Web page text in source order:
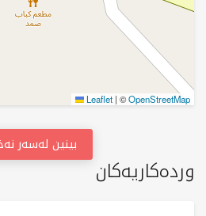
وردەکاریەکان
Leaflet | ©OpenStreetMap
بینین لەسەر